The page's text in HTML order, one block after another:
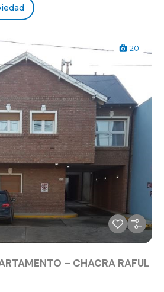
20
– CHACRA RAFUL